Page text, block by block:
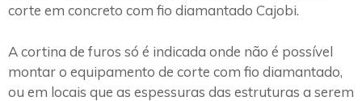
corte em concreto com fio diamantado Cajobi.
A cortina de furos só é indicada onde não é possível
montar o equipamento de corte com fio diamantado,
ou em locais que as espessuras das estruturas a serem